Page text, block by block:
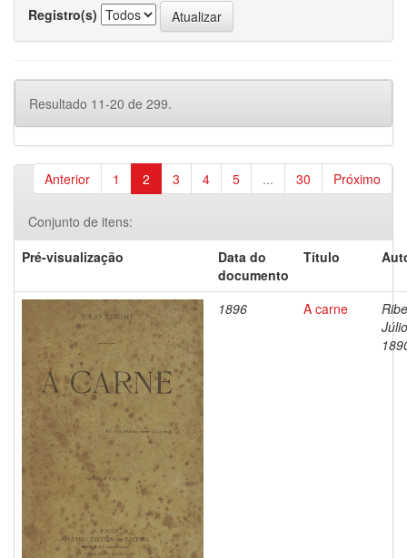
Registro(s)
Resultado 11-20 de 299.
Anterior 1 2 3 4 5 ... 30 Próximo
Conjunto de itens:
Pré-visualização
Data do
documento
Título
1896 A carne